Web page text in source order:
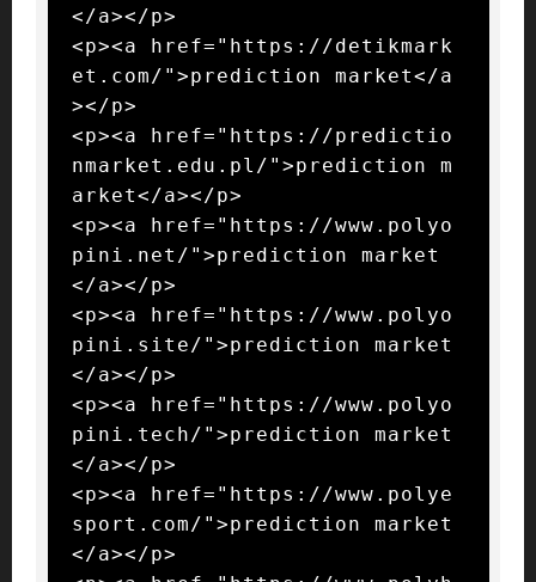
</a></p>
<p><a href="https://detikmark
et.com/">prediction market</a
></p>
<p><a href="https://predictio
nmarket.edu.pl/">prediction m
arket</a></p>
<p><a href="https://www.polyo
pini.net/">prediction market
</a></p>
<p><a href="https://www.polyo
pini.site/">prediction market
</a></p>
<p><a href="https://www.polyo
pini.tech/">prediction market
</a></p>
<p><a href="https://www.polye
sport.com/">prediction market
</a></p>